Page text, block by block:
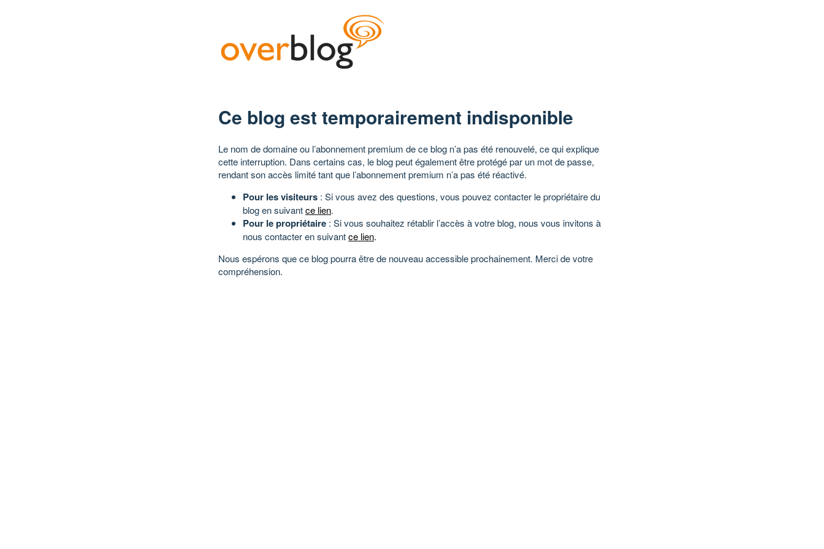
Ce blog est temporairement indisponible
Le nom de domaine ou l’abonnement premium de ce blog n’a pas été renouvelé, ce qui explique
cette interruption. Dans certains cas, le blog peut également être protégé par un mot de passe,
rendant son accès limité tant que l’abonnement premium n’a pas été réactivé.
Pour les visiteurs : Si vous avez des questions, vous pouvez contacter le propriétaire du
blog en suivantce lien.
Pour le propriétaire : Si vous souhaitez rétablir l’accès à votre blog, nous vous invitons à
nous contacter en suivantce lien.
Nous espérons que ce blog pourra être de nouveau accessible prochainement. Merci de votre
compréhension.